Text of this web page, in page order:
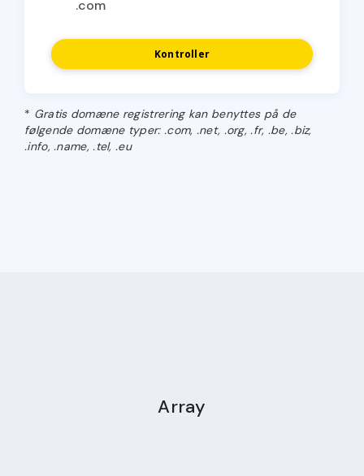
Kontroller
* Gratis domæne registrering kan benyttes på de
følgende domæne typer: .com, .net, .org, .fr, .be, .biz,
.info, .name, .tel, .eu
Array